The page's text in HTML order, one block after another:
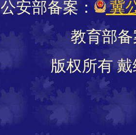
公安部备案：
冀
教育部
版权所有